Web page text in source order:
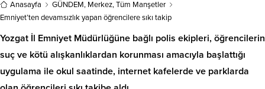
Anasayfa GÜNDEM, Merkez,Tüm Manşetler
Emniyet’ten devamsızlık yapan öğrencilere sıkı takip
Yozgat İl Emniyet Müdürlüğüne bağlı polis ekipleri, öğrencilerin
suç ve kötü alışkanlıklardan korunması amacıyla başlattığı
uygulama ile okul saatinde, internet kafelerde ve parklarda